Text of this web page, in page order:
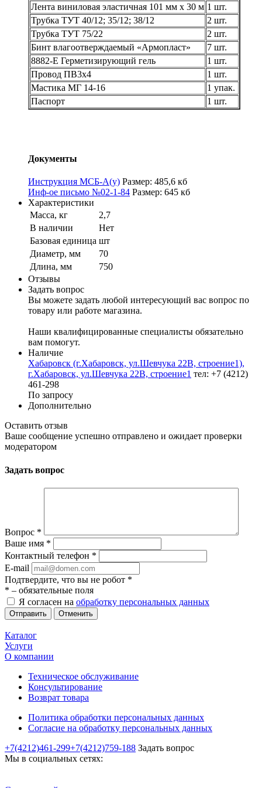
Лента виниловая эластичная 101 мм х 30 м 1 шт.
Трубка ТУТ 40/12; 35/12; 38/12
2 шт.
Трубка ТУТ 75/22
2 шт.
Бинт влагоотверждаемый «Армопласт»
7 шт.
8882-Е Герметизирующий гель
1 шт.
Провод ПВ3х4
1 шт.
Мастика МГ 14-16
1 упак.
Паспорт
1 шт.
Документы
Инструкция МСБ-А(у) Размер: 485,6 кб
Инф-ое письмо №02-1-84 Размер: 645 кб
Характеристики
Масса, кг
2,7
В наличии
Нет
Базовая единица шт
Диаметр, мм
70
Длина, мм
750
Отзывы
Задать вопрос
Вы можете задать любой интересующий вас вопрос по
товару или работе магазина.
Наши квалифицированные специалисты обязательно
вам помогут.
Наличие
Хабаровск (г.Хабаровск, ул.Шевчука 22В, строение1),
г.Хабаровск, ул.Шевчука 22В, строение1 тел: +7 (4212)
461-298
По запросу
Дополнительно
Оставить отзыв
Ваше сообщение успешно отправлено и ожидает проверки
модератором
Задать вопрос
Вопрос *
Ваше имя *
Контактный телефон *
E-mail
Подтвердите, что вы не робот *
* – обязательные поля
Я согласен на обработку персональных данных
Отменить
Каталог
Услуги
О компании
Техническое обслуживание
Консультирование
Возврат товара
Политика обработки персональных данных
Согласие на обработку персональных данных
+7(4212)461-299+7(4212)759-188 Задать вопрос
Мы в социальных сетях: